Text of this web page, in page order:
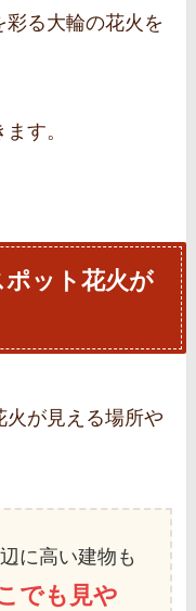
る大輪の花火を
す。
ポット花火が
火が見える場所や
に高い建物も
でも見や